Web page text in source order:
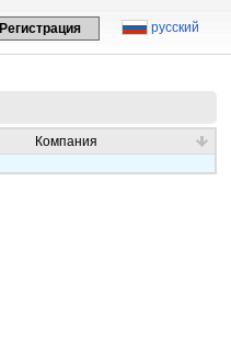
русский
Регистрация
Компания